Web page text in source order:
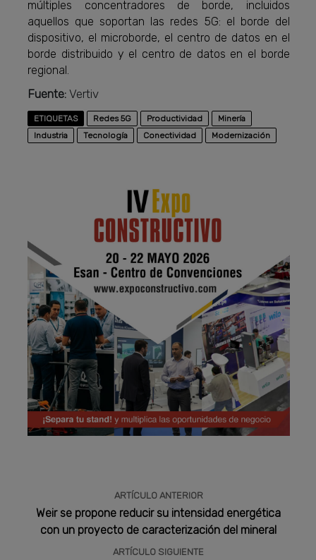
múltiples concentradores de borde, incluidos
aquellos que soportan las redes 5G: el borde del
dispositivo, el microborde, el centro de datos en el
borde distribuido y el centro de datos en el borde
regional.
Fuente: Vertiv
ETIQUETAS Redes 5G Productividad
Minería
Industria
Tecnología Conectividad Modernización
ARTÍCULO ANTERIOR
Weir se propone reducir su intensidad energética
con un proyecto de caracterización del mineral
ARTÍCULO SIGUIENTE